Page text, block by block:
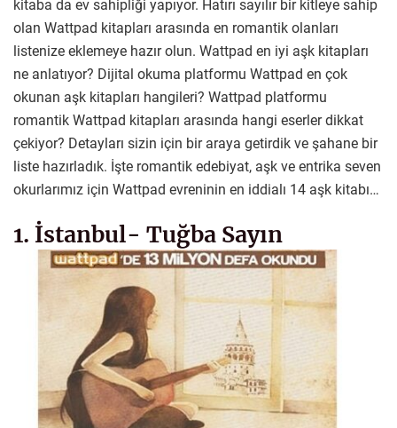
kitaba da ev sahipliği yapıyor. Hatırı sayılır bir kitleye sahip
olan Wattpad kitapları arasında en romantik olanları
listenize eklemeye hazır olun. Wattpad en iyi aşk kitapları
ne anlatıyor? Dijital okuma platformu Wattpad en çok
okunan aşk kitapları hangileri? Wattpad platformu
romantik Wattpad kitapları arasında hangi eserler dikkat
çekiyor? Detayları sizin için bir araya getirdik ve şahane bir
liste hazırladık. İşte romantik edebiyat, aşk ve entrika seven
okurlarımız için Wattpad evreninin en iddialı 14 aşk kitabı…
1. İstanbul- Tuğba Sayın